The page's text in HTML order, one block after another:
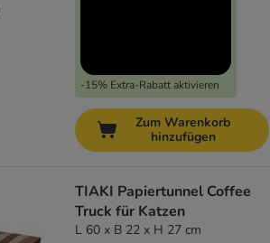
-15% Extra-Rabatt aktivieren
Zum Warenkorb
hinzufügen
TIAKI Papiertunnel Coffee
Truck für Katzen
L 60 x B 22 x H 27 cm